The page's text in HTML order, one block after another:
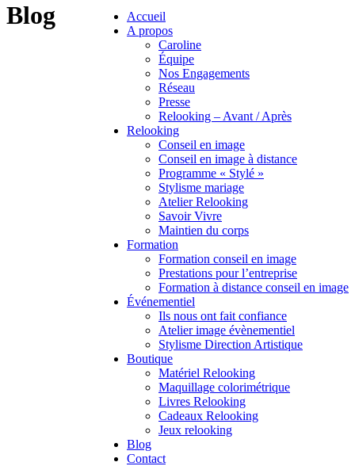
Accueil
A propos
Caroline
Équipe
Nos Engagements
Réseau
Presse
Relooking – Avant / Après
Relooking
Conseil en image
Conseil en image à distance
Programme « Stylé »
Stylisme mariage
Atelier Relooking
Savoir Vivre
Maintien du corps
Formation
Formation conseil en image
Prestations pour l’entreprise
Formation à distance conseil en image
Événementiel
Ils nous ont fait confiance
Atelier image évènementiel
Stylisme Direction Artistique
Boutique
Matériel Relooking
Maquillage colorimétrique
Livres Relooking
Cadeaux Relooking
Jeux relooking
Blog
Contact
Blog